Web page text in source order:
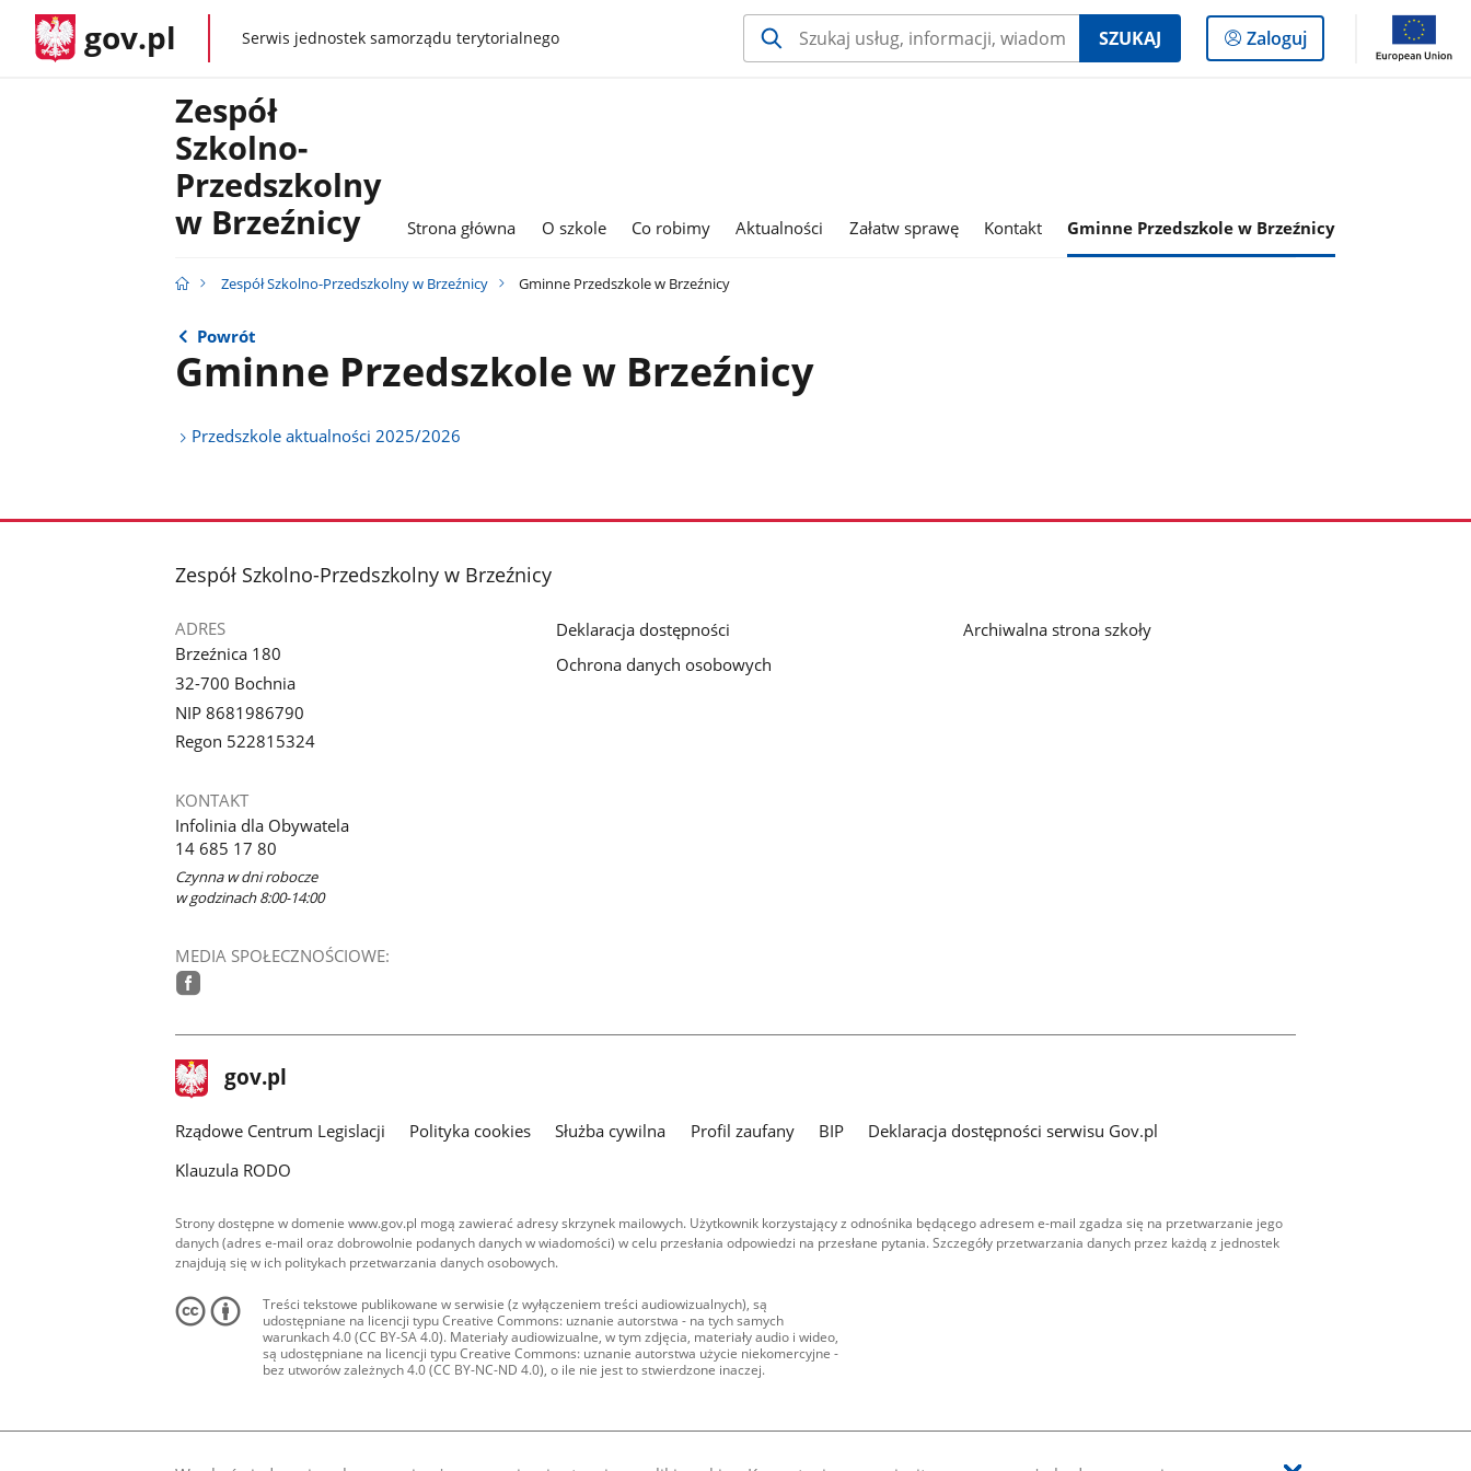
gov.pl gov.plSerwis jednostek samorządu terytorialnego SZUKAJ
Logowanie
do
Zaloguj
Zespół
Szkolno-
Przedszkolny
w Brzeźnicy
Strona główna O szkole Co robimy Aktualności Załatw sprawę Kontakt Gminne Przedszkole w Brzeźnicy
Zespół Szkolno-Przedszkolny w Brzeźnicy Gminne Przedszkole w Brzeźnicy
Powrót
Gminne Przedszkole w Brzeźnicy
Przedszkole aktualności 2025/2026
stopka
Zespół Szkolno-Przedszkolny w Brzeźnicy
ADRES
Brzeźnica 180
32-700 Bochnia
NIP 8681986790
Regon 522815324
KONTAKT
Infolinia dla Obywatela
14 685 17 80
Czynna w dni robocze
w godzinach 8:00-14:00
MEDIA SPOŁECZNOŚCIOWE:
Deklaracja dostępności
Ochrona danych osobowych
Archiwalna strona szkoły
stopka
gov.pl Strona
gov.pl
Rządowe Centrum Legislacji Polityka cookies Służba cywilna Profil zaufany BIP
Deklaracja dostępności serwisu Gov.pl
Klauzula RODO
Strony dostępne w domenie www.gov.pl mogą zawierać adresy skrzynek mailowych. Użytkownik korzystający z odnośnika będącego adresem e-mail zgadza się na przetwarzanie jego
danych (adres e-mail oraz dobrowolnie podanych danych w wiadomości) w celu przesłania odpowiedzi na przesłane pytania. Szczegóły przetwarzania danych przez każdą z jednostek
znajdują się w ich politykach przetwarzania danych osobowych.
Treści tekstowe publikowane w serwisie (z wyłączeniem treści audiowizualnych), są
udostępniane na licencji typu Creative Commons: uznanie autorstwa - na tych samych
warunkach 4.0 (CC BY-SA 4.0). Materiały audiowizualne, w tym zdjęcia, materiały audio i wideo,
są udostępniane na licencji typu Creative Commons: uznanie autorstwa użycie niekomercyjne -
bez utworów zależnych 4.0 (CC BY-NC-ND 4.0), o ile nie jest to stwierdzone inaczej.